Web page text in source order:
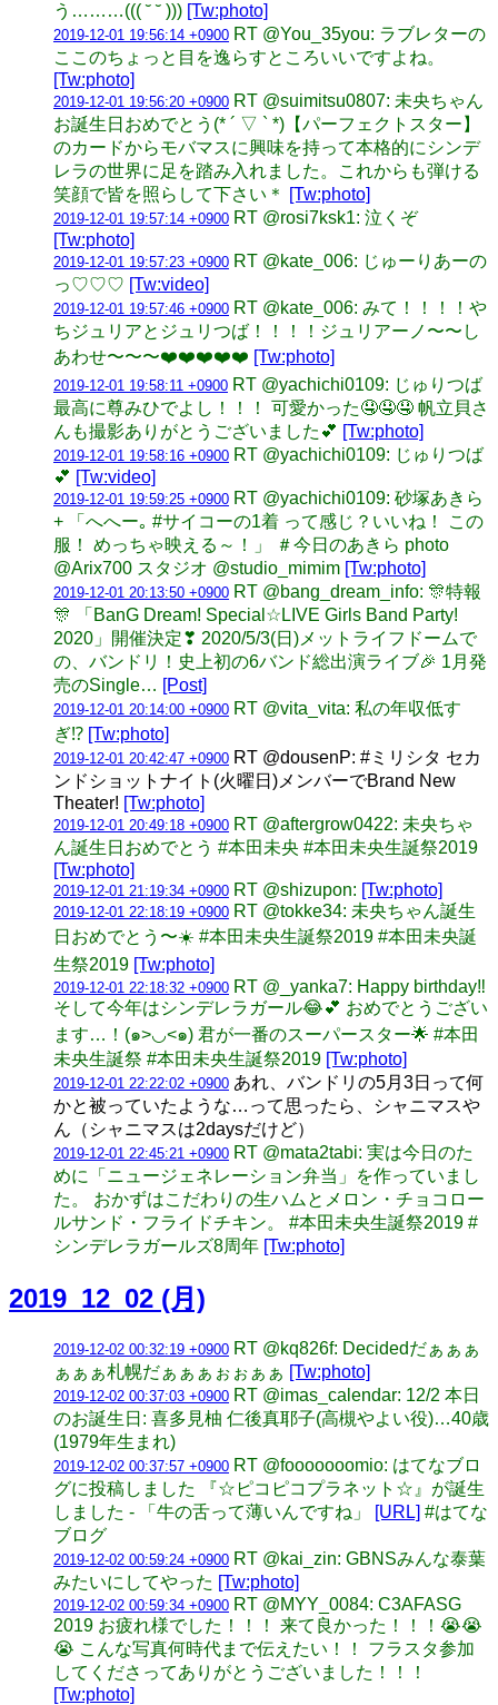
う………((( ˘ ˘ ))) [Tw:photo]
2019-12-01 19:56:14 +0900 RT @You_35you: ラブレターの
ここのちょっと目を逸らすところいいですよね。
[Tw:photo]
2019-12-01 19:56:20 +0900 RT @suimitsu0807: 未央ちゃん
お誕生日おめでとう(* ´ ▽ ` *)【パーフェクトスター】
のカードからモバマスに興味を持って本格的にシンデ
レラの世界に足を踏み入れました。これからも弾ける
笑顔で皆を照らして下さい＊
[Tw:photo]
2019-12-01 19:57:14 +0900 RT @rosi7ksk1: 泣くぞ
[Tw:photo]
2019-12-01 19:57:23 +0900 RT @kate_006: じゅーりあーの
っ♡♡♡ [Tw:video]
2019-12-01 19:57:46 +0900 RT @kate_006: みて！！！！や
ちジュリアとジュリつば！！！！ジュリアーノ〜〜し
あわせ〜〜〜❤️❤️❤️❤️❤️ [Tw:photo]
2019-12-01 19:58:11 +0900 RT @yachichi0109: じゅりつば
最高に尊みひでよし！！！ 可愛かった🤤🤤🤤 帆立貝さ
んも撮影ありがとうございました💕 [Tw:photo]
2019-12-01 19:58:16 +0900 RT @yachichi0109: じゅりつば
💕 [Tw:video]
2019-12-01 19:59:25 +0900 RT @yachichi0109: 砂塚あきら
+ 「へへー｡ #サイコーの1着 って感じ？いいね！ この
服！ めっちゃ映える～！」 ＃今日のあきら photo
@Arix700 スタジオ @studio_mimim [Tw:photo]
2019-12-01 20:13:50 +0900 RT @bang_dream_info: 🎊特報
🎊 「BanG Dream! Special☆LIVE Girls Band Party!
2020」開催決定❣ 2020/5/3(日)メットライフドームで
の、バンドリ！史上初の6バンド総出演ライブ🎉 1月発
売のSingle… [Post]
2019-12-01 20:14:00 +0900 RT @vita_vita: 私の年収低す
ぎ⁉︎ [Tw:photo]
2019-12-01 20:42:47 +0900 RT @dousenP: #ミリシタ セカ
ンドショットナイト(火曜日)メンバーでBrand New
Theater! [Tw:photo]
2019-12-01 20:49:18 +0900 RT @aftergrow0422: 未央ちゃ
ん誕生日おめでとう #本田未央 #本田未央生誕祭2019
[Tw:photo]
2019-12-01 21:19:34 +0900 RT @shizupon: [Tw:photo]
2019-12-01 22:18:19 +0900 RT @tokke34: 未央ちゃん誕生
日おめでとう〜☀️ #本田未央生誕祭2019 #本田未央誕
生祭2019 [Tw:photo]
2019-12-01 22:18:32 +0900 RT @_yanka7: Happy birthday‼︎
そして今年はシンデレラガール😂💕 おめでとうござい
ます…！(๑>◡<๑) 君が一番のスーパースター🌟 #本田
未央生誕祭 #本田未央生誕祭2019 [Tw:photo]
2019-12-01 22:22:02 +0900 あれ、バンドリの5月3日って何
かと被っていたような…って思ったら、シャニマスや
ん（シャニマスは2daysだけど）
2019-12-01 22:45:21 +0900 RT @mata2tabi: 実は今日のた
めに「ニュージェネレーション弁当」を作っていまし
た。 おかずはこだわりの生ハムとメロン・チョコロー
ルサンド・フライドチキン。 #本田未央生誕祭2019 #
シンデレラガールズ8周年 [Tw:photo]
2019_12_02 (月)
2019-12-02 00:32:19 +0900 RT @kq826f: Decidedだぁぁぁ
ぁぁぁ札幌だぁぁぁぉぉぁぁ [Tw:photo]
2019-12-02 00:37:03 +0900 RT @imas_calendar: 12/2 本日
のお誕生日: 喜多見柚 仁後真耶子(高槻やよい役)…40歳
(1979年生まれ)
2019-12-02 00:37:57 +0900 RT @fooooooomio: はてなブロ
グに投稿しました 『☆ピコピコプラネット☆』が誕生
しました - 「牛の舌って薄いんですね」
[URL] #はてな
ブログ
2019-12-02 00:59:24 +0900 RT @kai_zin: GBNSみんな泰葉
みたいにしてやった [Tw:photo]
2019-12-02 00:59:34 +0900 RT @MYY_0084: C3AFASG
2019 お疲れ様でした！！！ 来て良かった！！！😭😭
😭 こんな写真何時代まで伝えたい！！ フラスタ参加
してくださってありがとうございました！！！
[Tw:photo]